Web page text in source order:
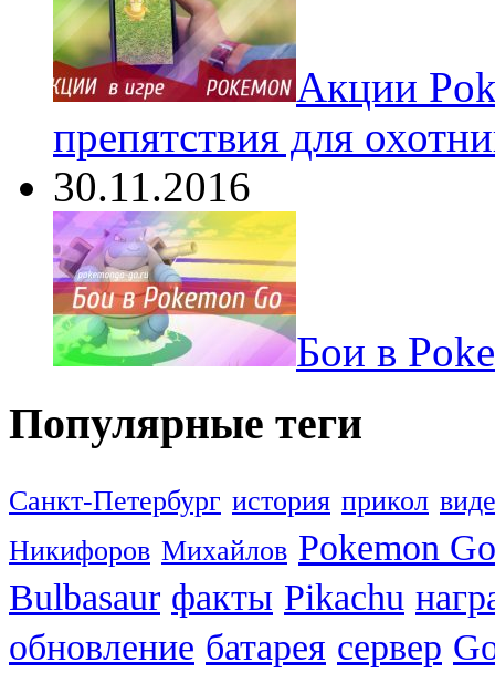
Акции
препятствия для
30.11.2016
Бои в
Популярные теги
Санкт-Петербург история прикол
Никифоров Михайлов Pokemon Go
Bulbasaur факты Pikachu
обновление батарея сервер